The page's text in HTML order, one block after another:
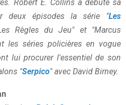
Robert E. Collins a débuté sa
deux épisodes la série "Les
Règles du Jeu" et "Marcus
les séries policières en vogue
lui procurer l'essentiel de son
"Serpico" avec David Birney.